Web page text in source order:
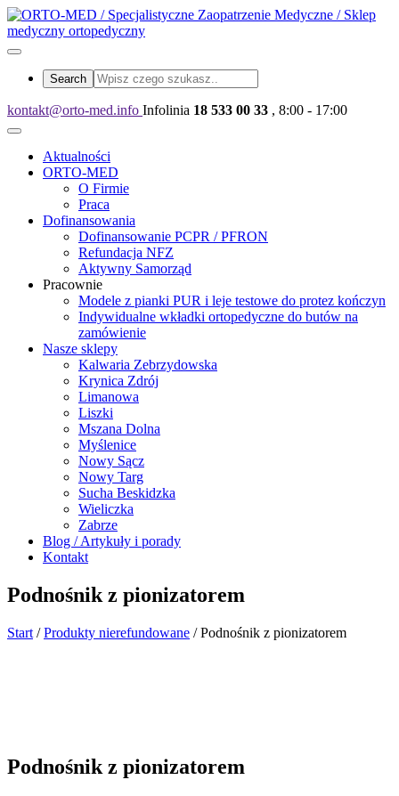
kontakt@orto-med.info Infolinia 18 533 00 33 , 8:00 - 17:00
Aktualności
ORTO-MED
O Firmie
Praca
Dofinansowania
Dofinansowanie PCPR / PFRON
Refundacja NFZ
Aktywny Samorząd
Pracownie
Modele z pianki PUR i leje testowe do protez kończyn
Indywidualne wkładki ortopedyczne do butów na
zamówienie
Nasze sklepy
Kalwaria Zebrzydowska
Krynica Zdrój
Limanowa
Liszki
Mszana Dolna
Myślenice
Nowy Sącz
Nowy Targ
Sucha Beskidzka
Wieliczka
Zabrze
Blog / Artykuły i porady
Kontakt
Podnośnik z pionizatorem
Start /Produkty nierefundowane / Podnośnik z pionizatorem
Podnośnik z pionizatorem